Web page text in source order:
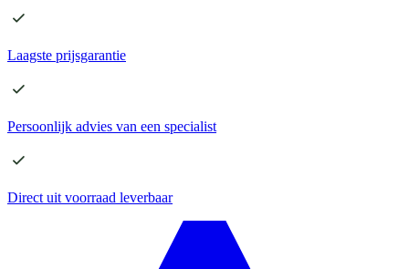
Laagste prijsgarantie
Persoonlijk advies van een specialist
Direct uit voorraad leverbaar